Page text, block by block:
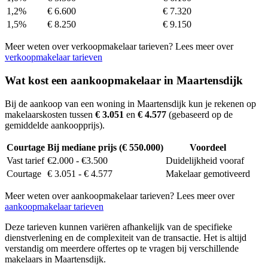
1,2%
€ 6.600
€ 7.320
1,5%
€ 8.250 € 9.150
Meer weten over verkoopmakelaar tarieven? Lees meer over
verkoopmakelaar tarieven
Wat kost een aankoopmakelaar in Maartensdijk
Bij de aankoop van een woning in Maartensdijk kun je rekenen op
makelaarskosten tussen € 3.051 en € 4.577 (gebaseerd op de
gemiddelde aankoopprijs).
Courtage Bij mediane prijs (€ 550.000)
Voordeel
Vast tarief €2.000 - €3.500
Duidelijkheid vooraf
Courtage € 3.051 - € 4.577 Makelaar gemotiveerd
Meer weten over aankoopmakelaar tarieven? Lees meer over
aankoopmakelaar tarieven
Deze tarieven kunnen variëren afhankelijk van de specifieke
dienstverlening en de complexiteit van de transactie. Het is altijd
verstandig om meerdere offertes op te vragen bij verschillende
makelaars in Maartensdijk.